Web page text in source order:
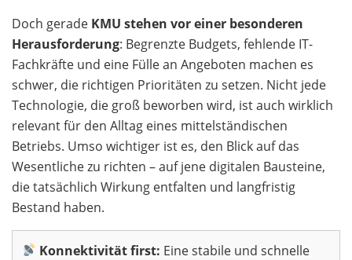
Doch gerade KMU stehen vor einer besonderen
Herausforderung: Begrenzte Budgets, fehlende IT-
Fachkräfte und eine Fülle an Angeboten machen es
schwer, die richtigen Prioritäten zu setzen. Nicht jede
Technologie, die groß beworben wird, ist auch wirklich
relevant für den Alltag eines mittelständischen
Betriebs. Umso wichtiger ist es, den Blick auf das
Wesentliche zu richten – auf jene digitalen Bausteine,
die tatsächlich Wirkung entfalten und langfristig
Bestand haben.
Konnektivität first: Eine stabile und schnelle